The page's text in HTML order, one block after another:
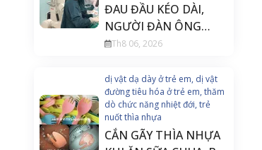
ĐAU ĐẦU KÉO DÀI,
NGƯỜI ĐÀN ÔNG
PHÁT HIỆN U TUYẾN
Th8 06, 2026
dị vật dạ dày ở trẻ em, dị vật
đường tiêu hóa ở trẻ em, thăm
dò chức năng nhiệt đới, trẻ
nuốt thìa nhựa
CẮN GÃY THÌA NHỰA